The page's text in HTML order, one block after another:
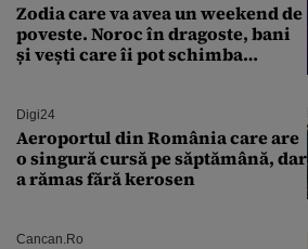
Zodia care va avea un weekend de
poveste. Noroc în dragoste, bani
și vești care îi pot schimba
Digi24
Aeroportul din România care are
o singură cursă pe săptămână, dar
a rămas fără kerosen
Cancan.ro